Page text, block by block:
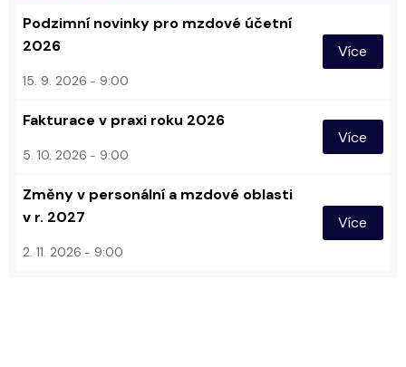
Podzimní novinky pro mzdové účetní
2026
15. 9. 2026 9:00
Více
Fakturace v praxi roku 2026
5. 10. 2026 9:00
Více
Změny v personální a mzdové oblasti
v r. 2027
2. 11. 2026 9:00
Více